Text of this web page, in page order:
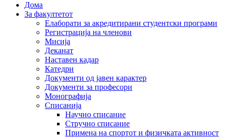
Дома
За факултетот
Елаборати за акредитирани студентски програми
Регистрација на членови
Мисија
Деканат
Наставен кадар
Катедри
Документи од јавен карактер
Документи за професори
Монографија
Списанија
Научно списание
Стручно списание
Примена на спортот и физичката активност